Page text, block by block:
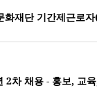
재단 기간제근로
차 채용 - 홍보, 교